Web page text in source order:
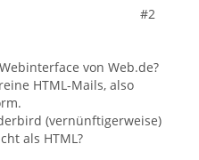
#2
von Web.de?
HTML-Mails, also
(vernünftigerweise)
als HTML?